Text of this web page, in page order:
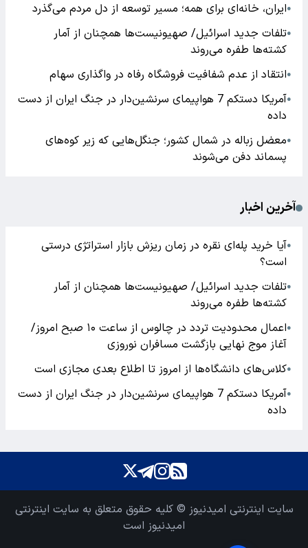
●ایران، خانه‌ای برای همه؛ مسیر توسعه از دل مردم می‌گذرد
●تلفات جدید اسرائیل/ صهیونیست‌ها همچنان از آمار
کشته‌ها طفره می‌روند
●انتقاد از عدم شفافیت فروشگاه رفاه در واگذاری سهام
●
آمریکا دستکم 7 هواپیمای سرنشین‌دار در جنگ ایران از دست
داده
●معضل زباله در شمال کشور؛ جنگل‌هایی که زیر کوه‌های
پسماند دفن می‌شوند
آخرین اخبار
●آیا خرید پله‌ای نقره در زمان ریزش بازار استراتژی درستی
است؟
●تلفات جدید اسرائیل/ صهیونیست‌ها همچنان از آمار
کشته‌ها طفره می‌روند
●
اعمال محدودیت تردد در چالوس از ساعت ۱۰ صبح امروز/
آغاز موج نهایی بازگشت مسافران نوروزی
●کلاس‌های دانشگاه‌ها از امروز تا اطلاع بعدی مجازی است
●
آمریکا دستکم 7 هواپیمای سرنشین‌دار در جنگ ایران از دست
داده
سایت اینترنتی امیدنیوز © کلیه حقوق متعلق به سایت اینترنتی
امیدنیوز است